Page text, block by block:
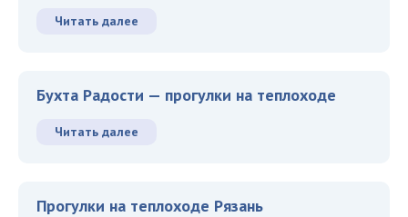
Читать далее
Бухта Радости — прогулки на теплоходе
Читать далее
Прогулки на теплоходе Рязань